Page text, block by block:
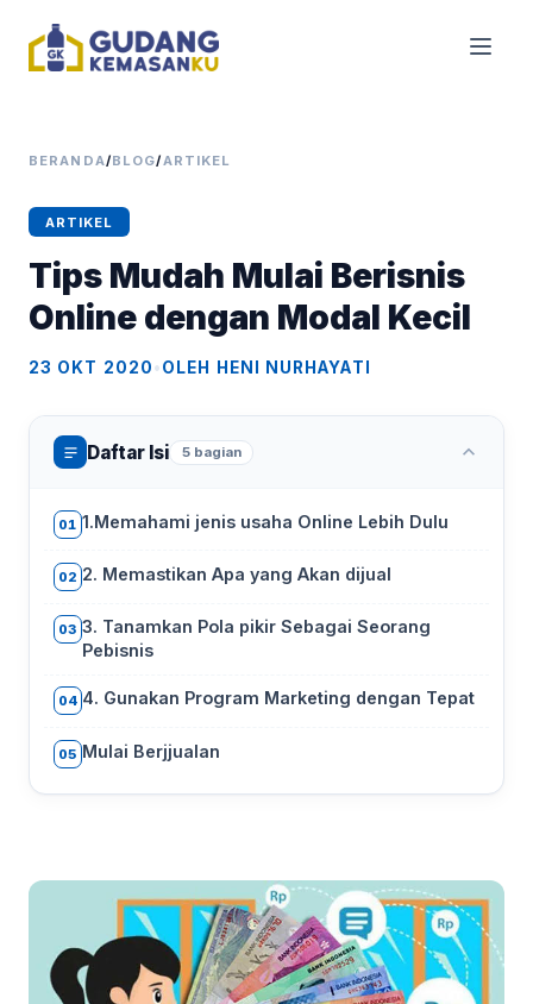
BERANDA/BLOG/ARTIKEL
ARTIKEL
Tips Mudah Mulai Berisnis
Online dengan Modal Kecil
23 OKT 2020•OLEH HENI NURHAYATI
Daftar Isi 5 bagian
01 1.Memahami jenis usaha Online Lebih Dulu
02 2. Memastikan Apa yang Akan dijual
03 3. Tanamkan Pola pikir Sebagai Seorang
Pebisnis
04 4. Gunakan Program Marketing dengan Tepat
05 Mulai Berjjualan